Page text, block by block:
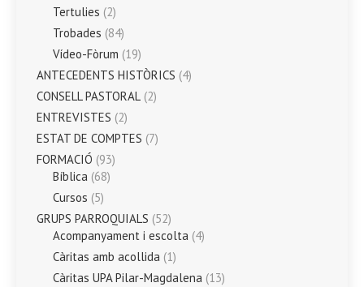
Tertulies (2)
Trobades (84)
Vídeo-Fòrum (19)
ANTECEDENTS HISTÒRICS (4)
CONSELL PASTORAL (2)
ENTREVISTES (2)
ESTAT DE COMPTES (7)
FORMACIÓ (93)
Bíblica (68)
Cursos (5)
GRUPS PARROQUIALS (52)
Acompanyament i escolta (4)
Càritas amb acollida (1)
Càritas UPA Pilar-Magdalena (13)